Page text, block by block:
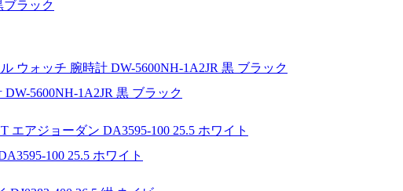
5600NH-1A2JR 黒 ブラック
100 25.5 ホワイト